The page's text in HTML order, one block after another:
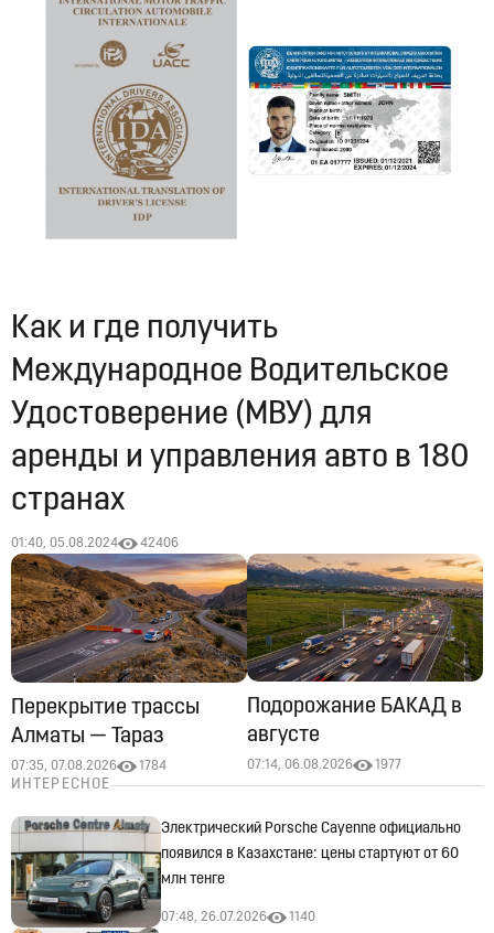
Новый мост США — Канада
07:51, 31.07.2026 1140
Платные парковки до восьми
03:38, 30.07.2026 2016
Как и где получить
Международное Водительское
Удостоверение (МВУ) для
аренды и управления авто в 180
странах
01:40, 05.08.2024 42406
Перекрытие трассы
Алматы — Тараз
07:35, 07.08.2026 1784
Подорожание БАКАД в
августе
07:14, 06.08.2026 1977
ИНТЕРЕСНОЕ
Электрический Porsche Cayenne официально
появился в Казахстане: цены стартуют от 60
млн тенге
07:48, 26.07.2026 1140